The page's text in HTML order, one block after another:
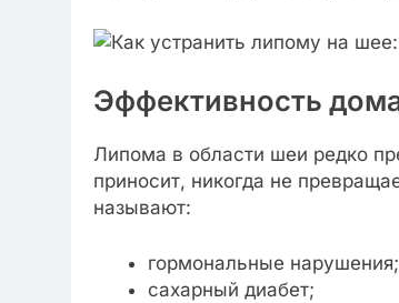
Эффективность
Липома в области шеи редко
приносит, никогда не
называют:
гормональные нарушения;
сахарный диабет;